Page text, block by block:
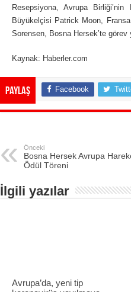
Resepsiyona, Avrupa
Büyükelçisi Patrick Moon,
Sorensen, Bosna Hersek’te görev
Kaynak: Haberler.com
Paylaş Facebook
Önceki
Bosna Hersek Avrupa
Ödül Töreni
İlgili yazılar
Avrupa’da, yeni tip